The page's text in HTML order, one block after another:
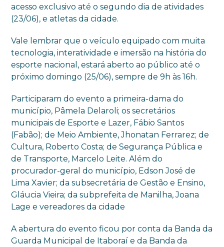
acesso exclusivo até o segundo dia de atividades
(23/06), e atletas da cidade.
Vale lembrar que o veículo equipado com muita
tecnologia, interatividade e imersão na história do
esporte nacional, estará aberto ao público até o
próximo domingo (25/06), sempre de 9h às 16h.
Participaram do evento a primeira-dama do
município, Pâmela Delaroli; os secretários
municipais de Esporte e Lazer, Fábio Santos
(Fabão); de Meio Ambiente, Jhonatan Ferrarez; de
Cultura, Roberto Costa; de Segurança Pública e
de Transporte, Marcelo Leite. Além do
procurador-geral do município, Edson José de
Lima Xavier; da subsecretária de Gestão e Ensino,
Gláucia Vieira; da subprefeita de Manilha, Joana
Lage e vereadores da cidade
A abertura do evento ficou por conta da Banda da
Guarda Municipal de Itaboraí e da Banda da